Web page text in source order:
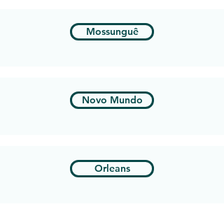
Mossunguê
Novo Mundo
Orleans